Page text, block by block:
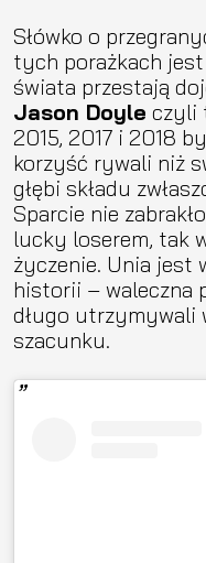
Słówko o
tych porażkach
świata przestają
Jason Doyle czyli
2015, 2017 i 2018
korzyść rywali niż
głębi składu
Sparcie nie
lucky loserem, tak
życzenie. Unia jest
historii – waleczna
długo utrzymywali
szacunku.